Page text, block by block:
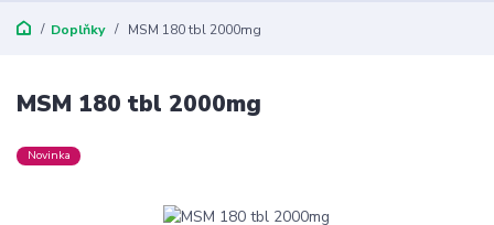
Doplňky MSM 180 tbl 2000mg
MSM 180 tbl 2000mg
Novinka